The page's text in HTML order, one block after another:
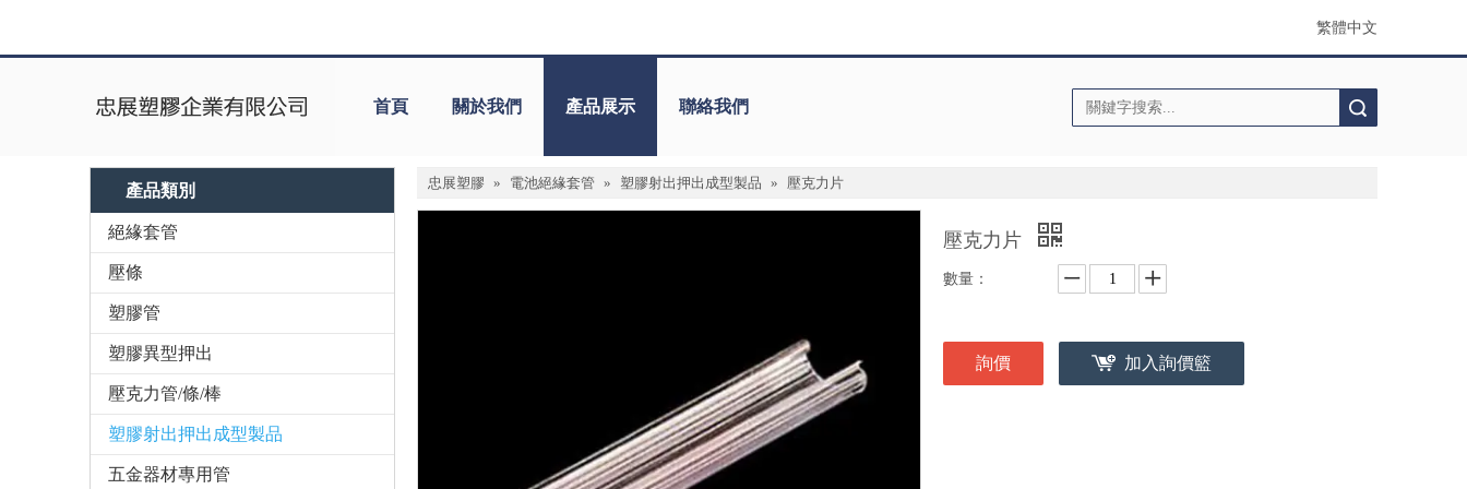
繁體中文
首頁 關於我們 產品展示 聯絡我們
產品類別
絕緣套管
壓條
塑膠管
塑膠異型押出
壓克力管/條/棒
塑膠射出押出成型製品
五金器材專用管
忠展塑膠 » 電池絕緣套管 » 塑膠射出押出成型製品 » 壓克力片
壓克力片
數量：
詢價 加入詢價籃